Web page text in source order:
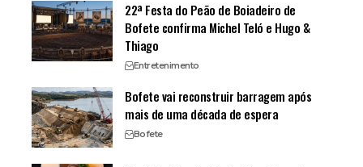
22ª Festa do Peão de Boiadeiro de
Bofete confirma Michel Teló e Hugo &
Thiago
Entretenimento
Bofete vai reconstruir barragem após
mais de uma década de espera
Bofete